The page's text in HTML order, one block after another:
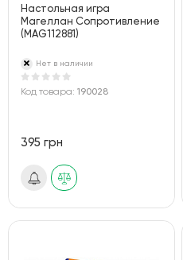
Настольная игра
Магеллан Сопротивление
(MAG112881)
Нет в наличии
Код товара: 190028
395 грн